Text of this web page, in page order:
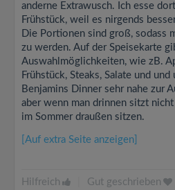
anderne Extrawusch. Ich esse
Frühstück, weil es nirgends
Die Portionen sind groß, sodass
zu werden. Auf der Speisekarte
Auswahlmöglichkeiten, wie zB.
Frühstück, Steaks, Salate und und
Benjamins Dinner sehr nahe zur
aber wenn man drinnen sitzt
im Sommer draußen sitzen.
[Auf extra Seite anzeigen]
Hilfreich Gut geschrieben